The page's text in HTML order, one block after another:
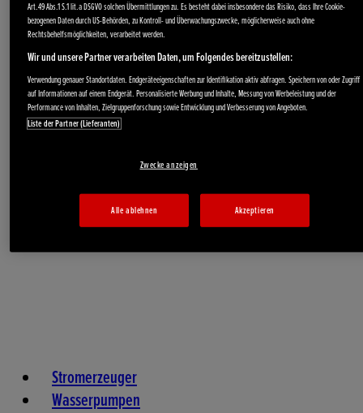
Akku-Produkte
Stromerzeuger
Wasserpumpen
Art.49 Abs.1 S.1 lit.a DSGVO solchen Übermittlungen zu. Es besteht dabei insbesondere das Risiko, dass Ihre Cookie-
bezogenen Daten durch US-Behörden, zu Kontroll- und Überwachungszwecke, möglicherweise auch ohne
Rechtsbehelfsmöglichkeiten, verarbeitet werden.
Wir und unsere Partner verarbeiten Daten, um Folgendes bereitzustellen:
Verwendung genauer Standortdaten. Endgeräteeigenschaften zur Identifikation aktiv abfragen. Speichern von oder Zugriff
auf Informationen auf einem Endgerät. Personalisierte Werbung und Inhalte, Messung von Werbeleistung und der
Performance von Inhalten, Zielgruppenforschung sowie Entwicklung und Verbesserung von Angeboten.
Liste der Partner (Lieferanten)
Zwecke anzeigen
Alle ablehnen Akzeptieren